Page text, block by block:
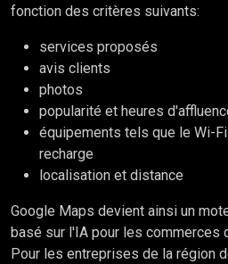
fonction des critères suivants:
services proposés
avis clients
photos
popularité et heures
équipements tels que le Wi-
recharge
localisation et distance
Google Maps devient ainsi un
basé sur l'IA pour les commerces
Pour les entreprises de la région